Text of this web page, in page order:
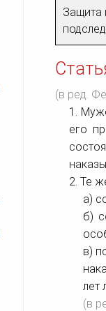
Защита
(в ред.
1.
его
2. Те
а)
б)
в)
лет
(в